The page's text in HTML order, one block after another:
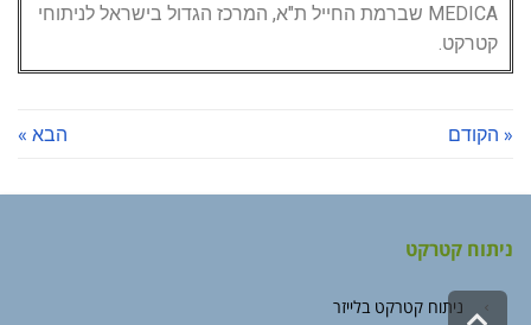
MEDICA שברמת החייל ת"א, המרכז הגדול בישראל לניתוחי
קטרקט.
« הקודם הבא »
ניתוח קטרקט
ניתוח קטרקט בלייזר